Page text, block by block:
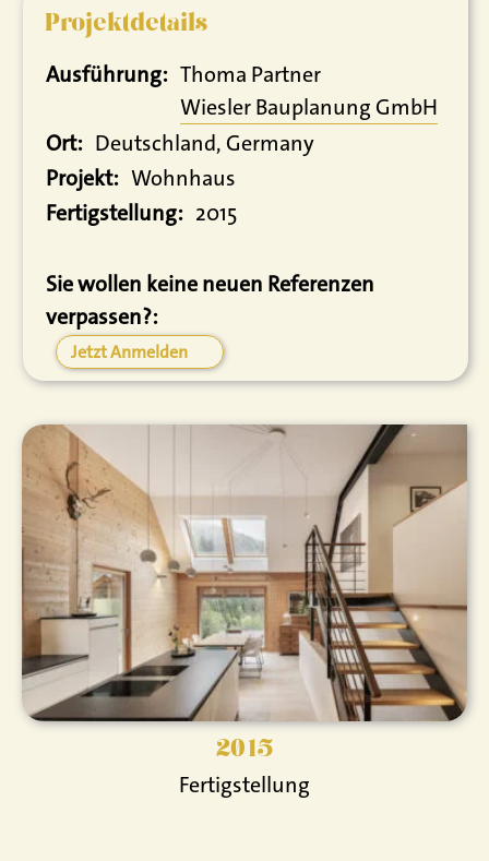
Projektdetails
Ausführung: Thoma Partner
Wiesler Bauplanung GmbH
Ort: Deutschland, Germany
Projekt: Wohnhaus
Fertigstellung: 2015
Sie wollen keine neuen Referenzen
verpassen?:
Jetzt Anmelden
2015
Fertigstellung